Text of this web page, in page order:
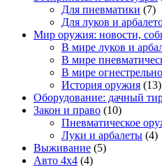
Для пневматики (7)
Для луков и
Мир оружия: новости,
В мире луков и
В мире
В мире
История оружия (13)
Оборудование: дачный
Закон и право (10)
Пневматическое
Луки и арбалеты (4)
Выживание (5)
Авто 4х4 (4)